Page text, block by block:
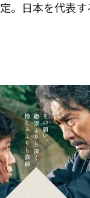
。日本を代表す